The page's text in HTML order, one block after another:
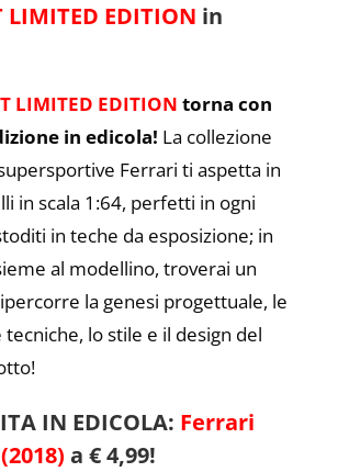
LIMITED EDITION in
LIMITED EDITION torna con
in edicola! La collezione
Ferrari ti aspetta in
in scala 1:64, perfetti in ogni
in teche da esposizione; in
al modellino, troverai un
la genesi progettuale, le
lo stile e il design del
IN EDICOLA: Ferrari
a € 4,99!